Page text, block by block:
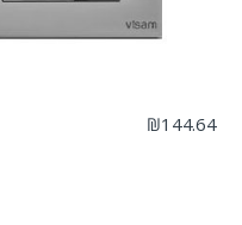
₪144.64